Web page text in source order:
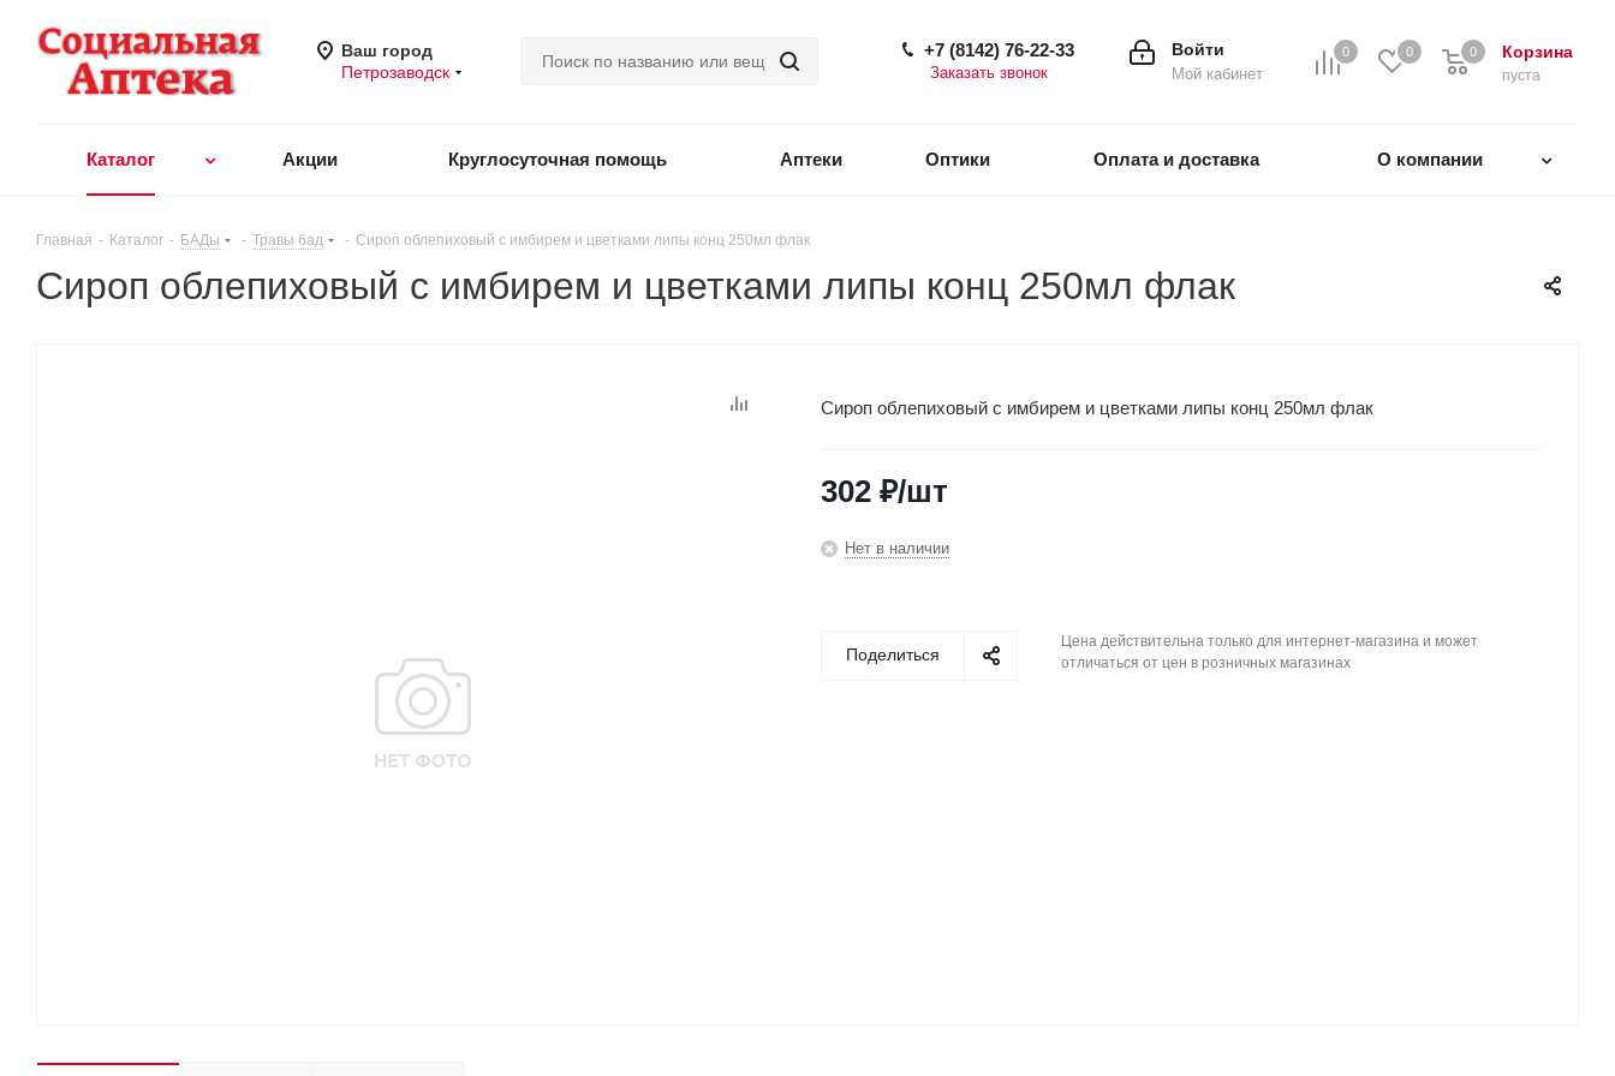
Ваш город
Петрозаводск
0 0 Корзина
0
пуста
0
Войти
Мой кабинет
+7 (8142) 76-22-33
Заказать звонок
Каталог Акции Круглосуточная помощь Аптеки Оптики Оплата и доставка О компании
Главная - Каталог - БАДы - Травы бад - Сироп облепиховый с имбирем и цветками липы конц 250мл флак
Сироп облепиховый с имбирем и цветками липы конц 250мл флак
Сироп облепиховый с имбирем и цветками липы конц 250мл флак
302 ₽/шт
Нет в наличии
Поделиться
Цена действительна только для интернет-магазина и может
отличаться от цен в розничных магазинах